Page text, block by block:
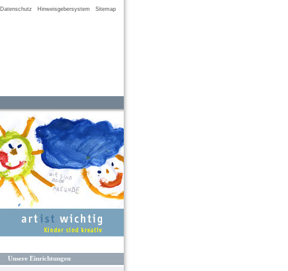
Datenschutz Hinweisgebersystem Sitemap
Unsere Einrichtungen